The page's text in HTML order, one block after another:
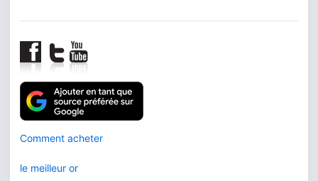
Comment acheter
le meilleur or